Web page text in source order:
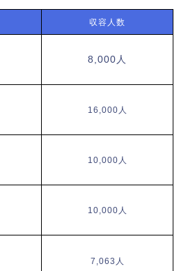
収容人数
8,000人
16,000人
10,000人
10,000人
7,063人